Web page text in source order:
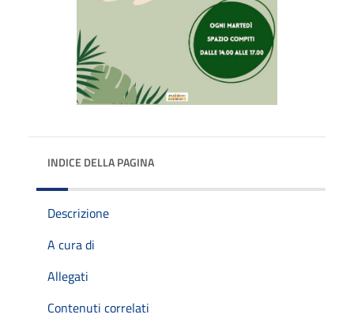
INDICE DELLA PAGINA
Descrizione
A cura di
Allegati
Contenuti correlati